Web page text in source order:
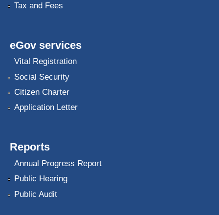
Tax and Fees
eGov services
Vital Registration
Social Security
Citizen Charter
Application Letter
Reports
Annual Progress Report
Public Hearing
Public Audit